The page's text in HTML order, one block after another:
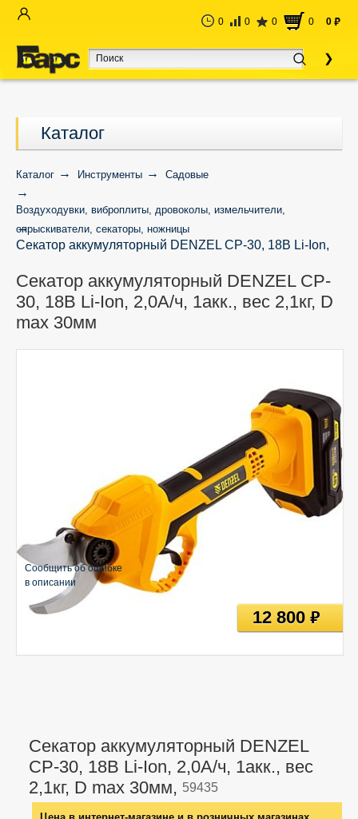
0 0 0 0 0 руб
Каталог
Каталог Инструменты Садовые
Воздуходувки, виброплиты, дровоколы, измельчители,
опрыскиватели, секаторы, ножницы
Секатор аккумуляторный DENZEL CP-30, 18В Li-Ion,
Секатор аккумуляторный DENZEL CP-
30, 18В Li-Ion, 2,0А/ч, 1акк., вес 2,1кг, D
max 30мм
Секатор аккумуляторный DENZEL
CP-30, 18В Li-Ion, 2,0А/ч, 1акк., вес
2,1кг, D max 30мм, 59435
Сообщить об ошибке
в описании
12 800руб